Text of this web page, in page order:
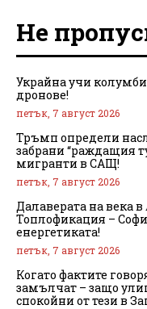
Не
Украйна учи
дронове!
петък, 7 август 2026
Тръмп определи
забрани “раждащия
мигранти в САЩ!
петък, 7 август 2026
Далаверата на века
Топлофикация –
енергетиката!
петък, 7 август 2026
Когато фактите
замълчат – защо
спокойни от тези в